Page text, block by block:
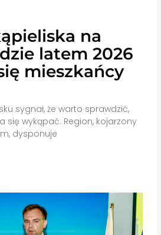
na
latem 2026
mieszkańcy
sygnał, że warto sprawdzić,
się wykąpać. Region, kojarzony
dysponuje